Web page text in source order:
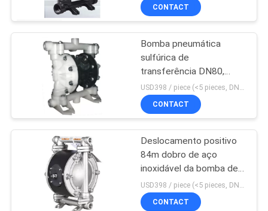
NOTÍCIA
CITAÇÕES
MAPA
CONTACT
Bomba pneumática
sulfúrica de
transferência DN80,
bomba de diafragma
dobro pneumática
USD398 / piece (<5 pieces, DN15-PP) MOQ:1 parte
CONTACT
Deslocamento positivo
84m dobro de aço
inoxidável da bomba de
diafragma DN50
USD398 / piece (<5 pieces, DN15-PP) MOQ:1 parte
CONTACT